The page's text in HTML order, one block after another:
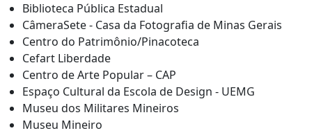
Biblioteca Pública Estadual
CâmeraSete - Casa da Fotografia de Minas Gerais
Centro do Patrimônio/Pinacoteca
Cefart Liberdade
Centro de Arte Popular – CAP
Espaço Cultural da Escola de Design - UEMG
Museu dos Militares Mineiros
Museu Mineiro